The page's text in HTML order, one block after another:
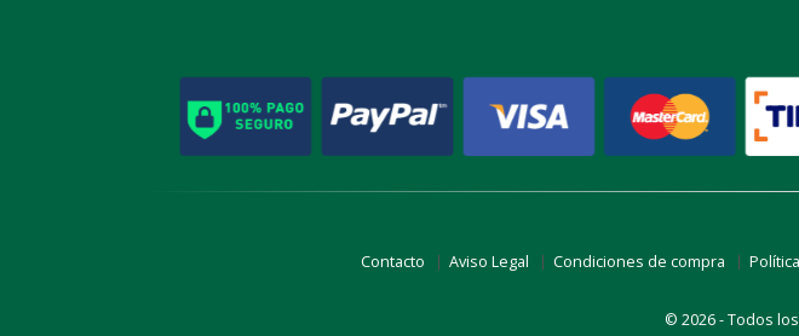
Contacto Aviso Legal Condiciones de compra
© 2026 - Todos